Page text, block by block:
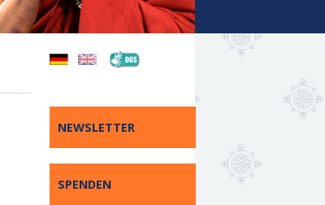
NEWSLETTER
SPENDEN